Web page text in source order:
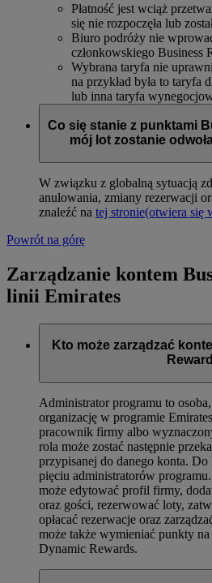
Płatność jest wciąż
się nie rozpoczęła lub
Biuro podróży nie
członkowskiego Business
Wybrana taryfa nie
na przykład była to
lub inna taryfa
Co się stanie z punktami
mój lot zostanie
W związku z globalną sytuacją
anulowania, zmiany rezerwacji
znaleźć na tej stronie(otwiera się
Powrót na górę
Zarządzanie kontem
linii Emirates
Kto może zarządzać
Administrator programu to
organizację w programie
pracownik firmy albo
rola może zostać następnie
przypisanej do danego konta.
pięciu administratorów
może edytować profil firmy,
oraz gości, rezerwować loty,
opłacać rezerwacje oraz
może także wymieniać punkty
Dynamic Rewards.